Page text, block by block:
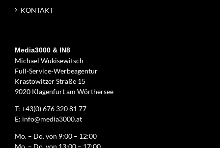
KONTAKT
Media3000 & IN8
Michael Wukisewitsch
Full-Service-Werbeagentur
Krastowitzer Straße 15
9020 Klagenfurt am Wörthersee
T: +43(0) 676 320 81 77
E: info@media3000.at
Mo. – Do. von 9:00 – 12:00
Mo. – Do. von 13:00 – 17:00